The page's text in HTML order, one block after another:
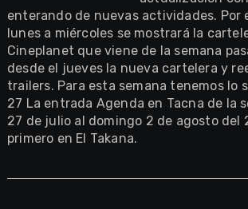
enterando de nuevas actividades. Por
lunes a miércoles se mostrará la
Cineplanet que viene de la semana
desde el jueves la nueva cartelera y
trailers. Para esta semana tenemos lo
27 La entrada Agenda en Tacna de la
27 de julio al domingo 2 de agosto del
primero en El Takana.